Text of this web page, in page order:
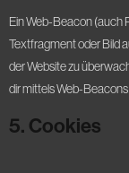
Ein Web-Beacon (auch
Textfragment oder Bild
der Website zu
dir mittels Web-
5. Cookies